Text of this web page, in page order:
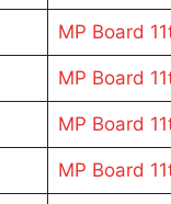
MP Board
MP Board
MP Board
MP Board